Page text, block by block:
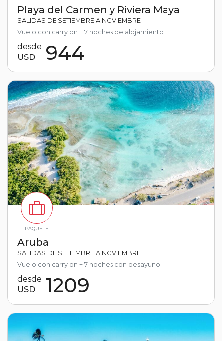
Playa del Carmen y Riviera Maya
SALIDAS DE SETIEMBRE A NOVIEMBRE
Vuelo con carry on + 7 noches de alojamiento
desde
USD
944
PAQUETE
Aruba
SALIDAS DE SETIEMBRE A NOVIEMBRE
Vuelo con carry on + 7 noches con desayuno
desde
USD
1209